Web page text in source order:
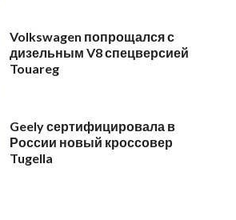
Volkswagen попрощался с
дизельным V8 спецверсией
Touareg
Geely сертифицировала в
России новый кроссовер
Tugella